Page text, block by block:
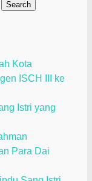
Kota
ISCH III ke
Istri yang
Para Dai